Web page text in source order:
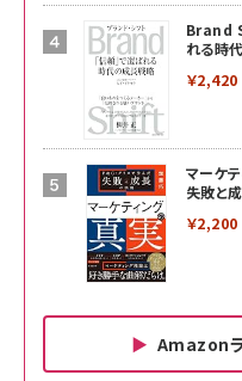
Brand
れる時
￥2,420
マーケ
失敗と
￥2,200
Amazonラ